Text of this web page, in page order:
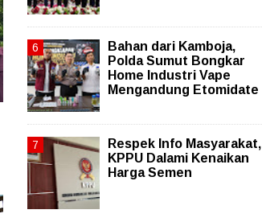
Bahan dari Kamboja,
Polda Sumut Bongkar
Home Industri Vape
Mengandung Etomidate
Respek Info Masyarakat,
KPPU Dalami Kenaikan
Harga Semen